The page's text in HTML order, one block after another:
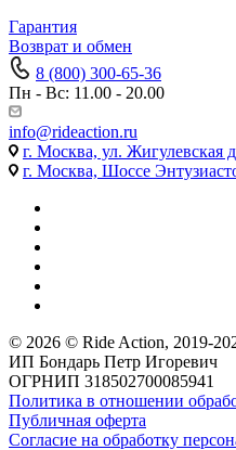
Гарантия
Возврат и обмен
8 (800) 300-65-36
Пн - Вс: 11.00 - 20.00
info@rideaction.ru
г. Москва, ул. Жигулевская
г. Москва, Шоссе
© 2026 © Ride Action, 2019-
ИП Бондарь Петр Игоревич
ОГРНИП 318502700085941
Политика в отношении
Публичная оферта
Согласие на обработку